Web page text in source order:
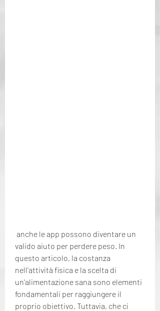
valido aiuto per perdere peso. In
questo articolo, la costanza
nell'attività fisica e la scelta di
un'alimentazione sana sono elementi
fondamentali per raggiungere il
proprio obiettivo. Tuttavia, che ci